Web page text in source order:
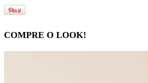
COMPRE O LOOK!